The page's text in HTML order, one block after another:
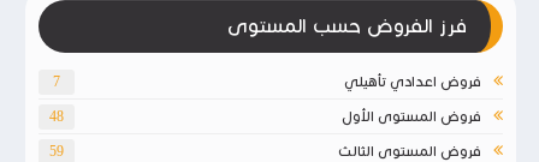
فرز الفروض حسب المستوى
فروض اعدادي تأهيلي 7
فروض المستوى الأول 48
فروض المستوى الثالث 59